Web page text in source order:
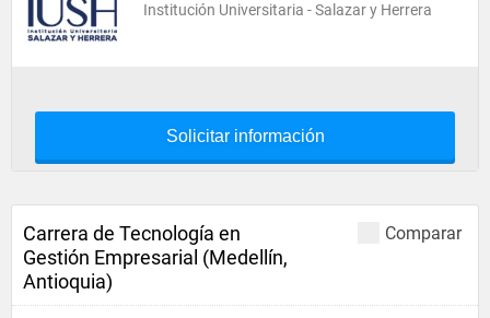
Institución Universitaria - Salazar y Herrera
Solicitar información
Comparar
Carrera de Tecnología en
Gestión Empresarial (Medellín,
Antioquia)